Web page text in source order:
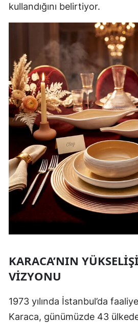
kullandığını belirtiyor.
KARACA’NIN
VIZYONU
1973 yılında İstanbul’da
Karaca, günümüzde 43